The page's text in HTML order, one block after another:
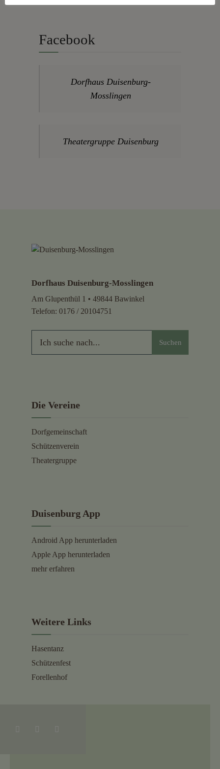
Facebook
Dorfhaus Duisenburg-
Mosslingen
Theatergruppe Duisenburg
Dorfhaus Duisenburg-Mosslingen
Am Glupenthül 1 • 49844 Bawinkel
Telefon: 0176 / 20104751
Suchen
Die Vereine
Dorfgemeinschaft
Schützenverein
Theatergruppe
Duisenburg App
Android App herunterladen
Apple App herunterladen
mehr erfahren
Weitere Links
Hasentanz
Schützenfest
Forellenhof